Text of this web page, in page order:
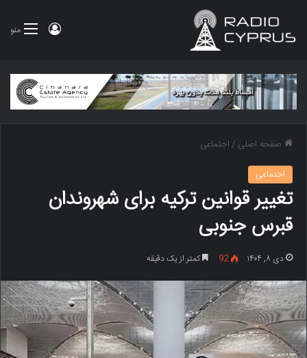
منو ورود
صفحه اصلی /اجتماعی
اجتماعی
تغییر قوانین ترکیه برای شهروندان
قبرس جنوبی
دی ۸, ۱۴۰۴ 92 کمتر از یک دقیقه